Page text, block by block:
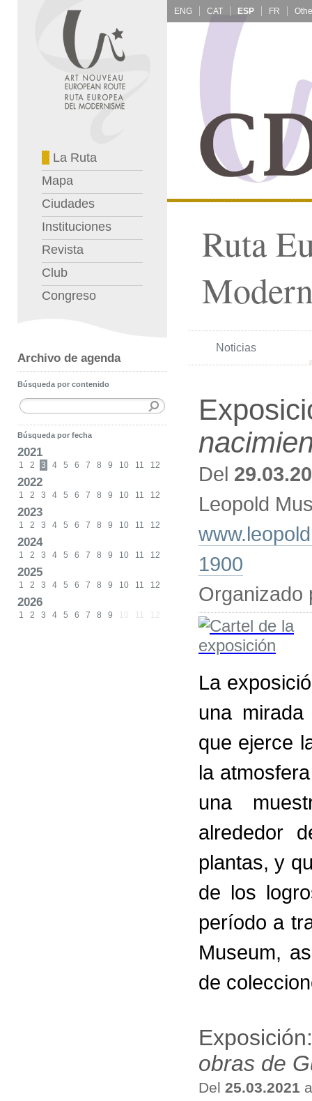
La Ruta
Mapa
Ciudades
Instituciones
Revista
Club
Congreso
Archivo de agenda
Búsqueda por contenido
Búsqueda por fecha
2021
1 2 3 4 5 6 7 8 9 10 11 12
2022
1 2 3 4 5 6 7 8 9 10 11 12
2023
1 2 3 4 5 6 7 8 9 10 11 12
2024
1 2 3 4 5 6 7 8 9 10 11 12
2025
1 2 3 4 5 6 7 8 9 10 11 12
2026
1 2 3 4 5 6 7 8 9 10 11 12
ENG CAT ESP FR
Ruta
Noticias
Del
Leopold
1900
Organizado
La
una
que ejerce
la
una
alrededor
plantas, y
de los
período a
Museum,
de
obras de
Del 25.03.2021